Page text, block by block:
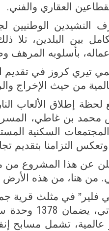
العقاري والفني.
النشيدين الوطنيين
بين البلدين،
بأسلوبه المرهف
تيري كروز في
من حيث الإخراج
لحظة إطلاق الألعاب
محمد بن غاطي،
السكنية
التزامنا بتقديم
عن هذا المشروع
من هنا، من هذه الأرض
في مثلث قرية
1378 وحدة
عالمية، تشمل